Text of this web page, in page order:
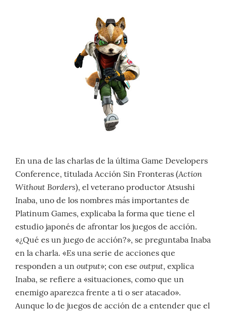
En una de las charlas de la última Game Developers
Conference, titulada Acción Sin Fronteras (Action
Without Borders), el veterano productor Atsushi
Inaba, uno de los nombres más importantes de
Platinum Games, explicaba la forma que tiene el
estudio japonés de afrontar los juegos de acción.
«¿Qué es un juego de acción?», se preguntaba Inaba
en la charla. «Es una serie de acciones que
responden a un output»; con ese output, explica
Inaba, se refiere a «situaciones, como que un
enemigo aparezca frente a ti o ser atacado».
Aunque lo de juegos de acción de a entender que el